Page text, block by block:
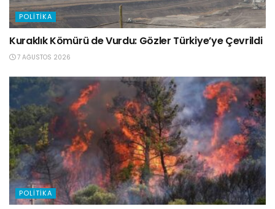
POLITIKA
Kuraklık Kömürü de Vurdu: Gözler Türkiye’ye Çevrildi
7 AĞUSTOS 2026
POLITIKA